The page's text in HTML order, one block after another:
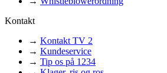
Kontakt
→ Kontakt TV 2
→ Kundeservice
→ Tip os på 1234